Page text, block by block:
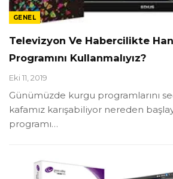
GENEL
Televizyon Ve Habercilikte
Programını Kullanmalıyız?
Eki 11, 2019
Günümüzde kurgu programlarını
kafamız karışabiliyor nereden
programı…